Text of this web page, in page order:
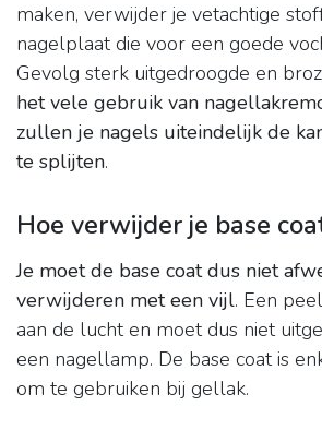
maken, verwijder je vetachtige
nagelplaat die voor een goede
Gevolg sterk uitgedroogde en
het vele gebruik van
zullen je nagels uiteindelijk de
te splijten.
Hoe verwijder je base
Je moet de base coat dus niet
verwijderen met een vijl. Een
aan de lucht en moet dus niet
een nagellamp. De base coat is
om te gebruiken bij gellak.